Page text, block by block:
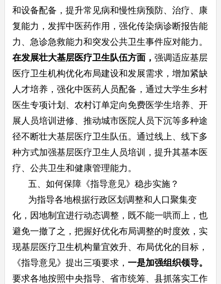
和设备配备，提升常见病和慢性病预防、治疗、康
复能力，发挥中医药作用，强化传染病诊断报告能
力、急诊急救能力和突发公共卫生事件应对能力。
在发展壮大基层医疗卫生队伍方面， 强调适应基层
医疗卫生机构优化布局建设和发展需求，增加紧缺
人才培养，强化中医药人员配备，通过大学生乡村
医生专项计划、农村订单定向免费医学生培养、开
展人员培训进修、推动城市医院人员下沉等多种途
径不断壮大基层医疗卫生队伍。通过线上、线下多
种方式加强基层医疗卫生人员培训，提升其基本医
疗、公共卫生和健康管理能力。
五、如何保障《指导意见》稳步实施？
为指导各地根据行政区划调整和人口聚集变
化，因地制宜进行动态调整，既不能一哄而上，也
避免一撤了之，把握好优化布局调整的时度效，实
现基层医疗卫生机构量宜效升、布局优化的目标，
《指导意见》提出三项要求， 一是加强组织领导。
要求各地按照中央指导、省市统筹、县抓落实工作